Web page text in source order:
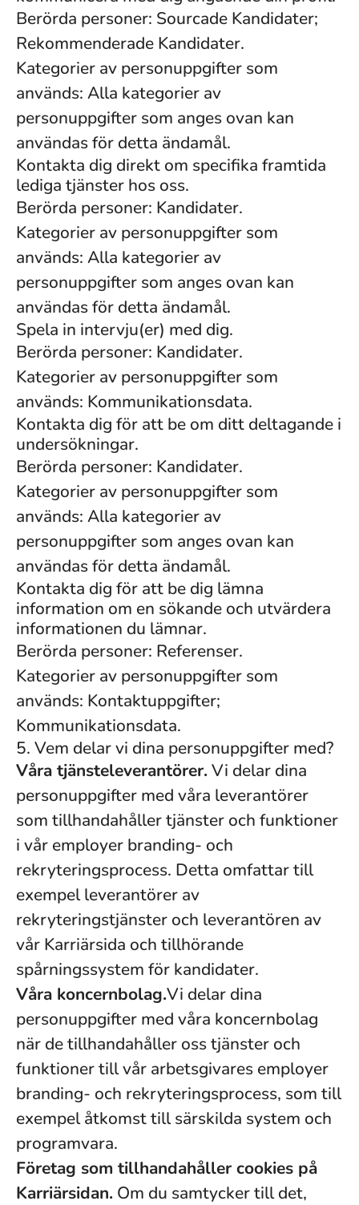
Berörda personer: Sourcade Kandidater;
Rekommenderade Kandidater.
Kategorier av personuppgifter som
används: Alla kategorier av
personuppgifter som anges ovan kan
användas för detta ändamål.
Kontakta dig direkt om specifika framtida
lediga tjänster hos oss.
Berörda personer: Kandidater.
Kategorier av personuppgifter som
används: Alla kategorier av
personuppgifter som anges ovan kan
användas för detta ändamål.
Spela in intervju(er) med dig.
Berörda personer: Kandidater.
Kategorier av personuppgifter som
används: Kommunikationsdata.
Kontakta dig för att be om ditt deltagande i
undersökningar.
Berörda personer: Kandidater.
Kategorier av personuppgifter som
används: Alla kategorier av
personuppgifter som anges ovan kan
användas för detta ändamål.
Kontakta dig för att be dig lämna
information om en sökande och utvärdera
informationen du lämnar.
Berörda personer: Referenser.
Kategorier av personuppgifter som
används: Kontaktuppgifter;
Kommunikationsdata.
5. Vem delar vi dina personuppgifter med?
Våra tjänsteleverantörer.Vi delar dina
personuppgifter med våra leverantörer
som tillhandahåller tjänster och funktioner
i vår employer branding- och
rekryteringsprocess. Detta omfattar till
exempel leverantörer av
rekryteringstjänster och leverantören av
vår Karriärsida och tillhörande
spårningssystem för kandidater.
Våra koncernbolag.Vi delar dina
personuppgifter med våra koncernbolag
när de tillhandahåller oss tjänster och
funktioner till vår arbetsgivares employer
branding- och rekryteringsprocess, som till
exempel åtkomst till särskilda system och
programvara.
Företag som tillhandahåller cookies på
Karriärsidan. Om du samtycker till det,